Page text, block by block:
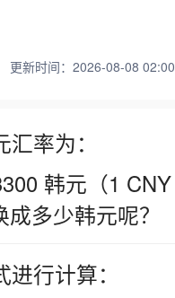
更新时间：2026-08-08
率为：
韩元（1
多少韩元呢？
行计算：